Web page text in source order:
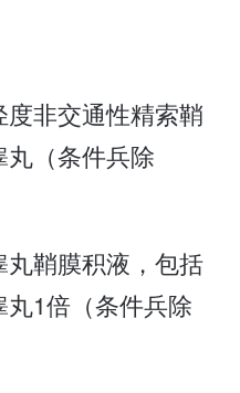
度非交通性精索鞘
（条件兵除
丸鞘膜积液，包括
1倍（条件兵除